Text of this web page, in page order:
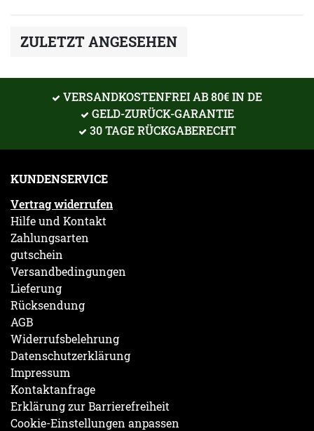
ZULETZT ANGESEHEN
VERSANDKOSTENFREI AB 80€ IN DE
GELD-ZURÜCK-GARANTIE
30 TAGE RÜCKGABERECHT
KUNDENSERVICE
Vertrag widerrufen
Hilfe und Kontakt
Zahlungsarten
gutschein
Versandbedingungen
Lieferung
Rücksendung
AGB
Widerrufsbelehrung
Datenschutzerklärung
Impressum
Kontaktanfrage
Erklärung zur Barrierefreiheit
Cookie-Einstellungen anpassen